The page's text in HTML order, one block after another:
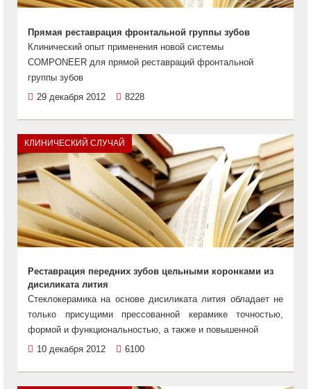
Прямая реставрация фронтальной группы зубов
Клинический опыт применения новой системы
COMPONEER для прямой реставраций фронтальной
группы зубов
29 декабря 2012
8228
КЛИНИЧЕСКИЙ СЛУЧАЙ
Реставрация передних зубов цельными коронками из
дисиликата лития
Cтеклокерамика на основе дисиликата лития обладает не
только присущими прессованной керамике точностью,
формой и функциональностью, а также и повышенной
10 декабря 2012
6100